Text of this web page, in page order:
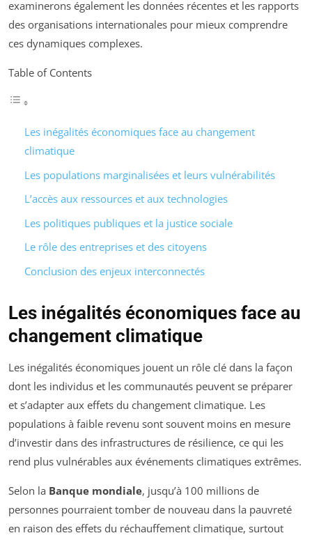
examinerons également les données récentes et les rapports
des organisations internationales pour mieux comprendre
ces dynamiques complexes.
Table of Contents
Les inégalités économiques face au changement
climatique
Les populations marginalisées et leurs vulnérabilités
L’accès aux ressources et aux technologies
Les politiques publiques et la justice sociale
Le rôle des entreprises et des citoyens
Conclusion des enjeux interconnectés
Les inégalités économiques face au
changement climatique
Les inégalités économiques jouent un rôle clé dans la façon
dont les individus et les communautés peuvent se préparer
et s’adapter aux effets du changement climatique. Les
populations à faible revenu sont souvent moins en mesure
d’investir dans des infrastructures de résilience, ce qui les
rend plus vulnérables aux événements climatiques extrêmes.
Selon la Banque mondiale, jusqu’à 100 millions de
personnes pourraient tomber de nouveau dans la pauvreté
en raison des effets du réchauffement climatique, surtout